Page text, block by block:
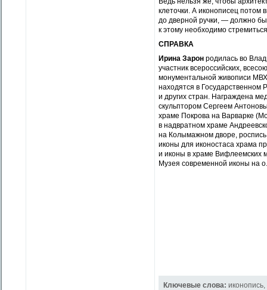
клеточки. А иконописец потом
до дверной ручки, — должно
к этому необходимо
СПРАВКА
Ирина Зарон родилась во
участник всероссийских,
монументальной живописи
находятся в
и других стран. Награждена
скульптором Сергеем
храме Покрова на Варварке
в надвратном храме
на Колымажном дворе,
иконы для иконостаса храма
и иконы в храме Вифлеемских
Музея современной иконы на
Ключевые слова: иконопись,